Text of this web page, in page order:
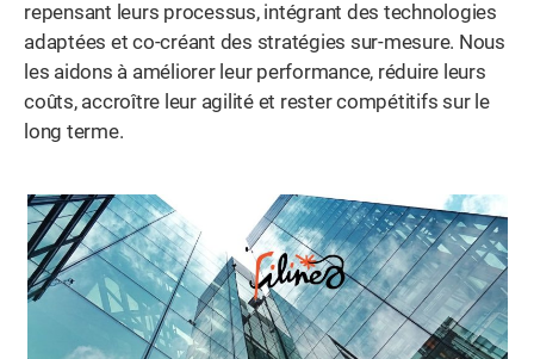
repensant leurs processus, intégrant des technologies
adaptées et co-créant des stratégies sur-mesure. Nous
les aidons à améliorer leur performance, réduire leurs
coûts, accroître leur agilité et rester compétitifs sur le
long terme.